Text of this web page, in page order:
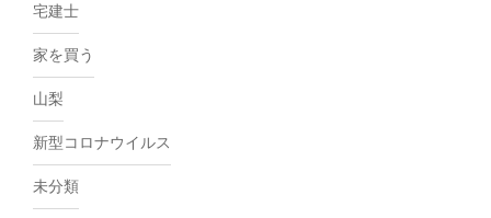
宅建士
家を買う
山梨
新型コロナウイルス
未分類